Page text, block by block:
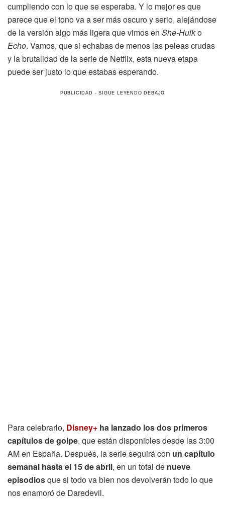
cumpliendo con lo que se esperaba. Y lo mejor es que
parece que el tono va a ser más oscuro y serio, alejándose
de la versión algo más ligera que vimos en She-Hulko
Echo. Vamos, que si echabas de menos las peleas crudas
y la brutalidad de la serie de Netflix, esta nueva etapa
puede ser justo lo que estabas esperando.
Para celebrarlo, Disney+ ha lanzado los dos primeros
capítulos de golpe, que están disponibles desde las 3:00
AM en España. Después, la serie seguirá con un capítulo
semanal hasta el 15 de abril, en un total de nueve
episodiosque si todo va bien nos devolverán todo lo que
nos enamoró de Daredevil.